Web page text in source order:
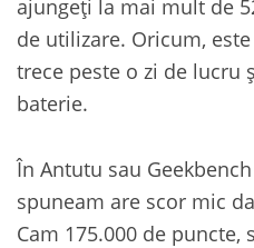
ajungeți la mai mult de
de utilizare. Oricum,
trece peste o zi de lucru
baterie.
În Antutu sau
spuneam are scor mic
Cam 175.000 de